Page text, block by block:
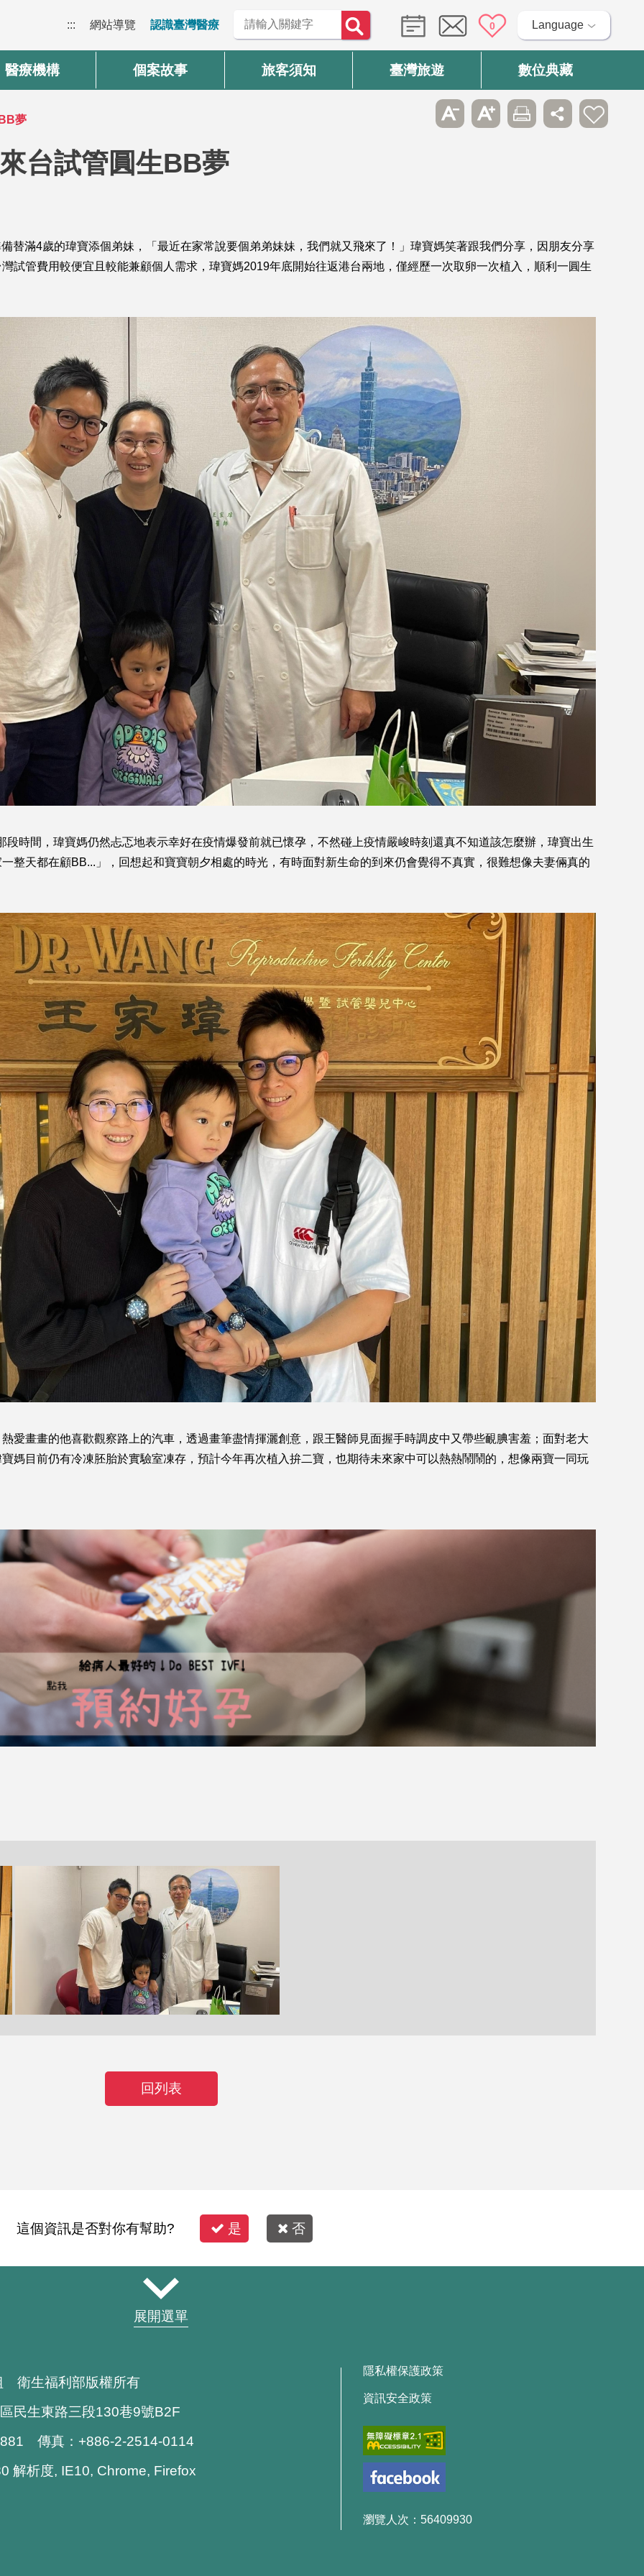
::: 網站導覽 認識臺灣醫療 0 Language
醫療機構 個案故事 旅客須知 臺灣旅遊 數位典藏
夢
台試管圓生BB夢
替滿4歲的瑋寶添個弟妹，「最近在家常說要個弟弟妹妹，我們就又飛來了！」瑋寶媽笑著跟我們分享，因朋友分享
試管費用較便宜且較能兼顧個人需求，瑋寶媽2019年底開始往返港台兩地，僅經歷一次取卵一次植入，順利一圓生
時間，瑋寶媽仍然忐忑地表示幸好在疫情爆發前就已懷孕，不然碰上疫情嚴峻時刻還真不知道該怎麼辦，瑋寶出生
整天都在顧BB...」，回想起和寶寶朝夕相處的時光，有時面對新生命的到來仍會覺得不真實，很難想像夫妻倆真的
愛畫畫的他喜歡觀察路上的汽車，透過畫筆盡情揮灑創意，跟王醫師見面握手時調皮中又帶些靦腆害羞；面對老大
媽目前仍有冷凍胚胎於實驗室凍存，預計今年再次植入拚二寶，也期待未來家中可以熱熱鬧鬧的，想像兩寶一同玩
回列表
這個資訊是否對你有幫助? 是 否
展開選單
衛生福利部版權所有
民生東路三段130巷9號B2F
傳真：+886-2-2514-0114
解析度, IE10, Chrome, Firefox
隱私權保護政策
資訊安全政策
瀏覽人次：56409930